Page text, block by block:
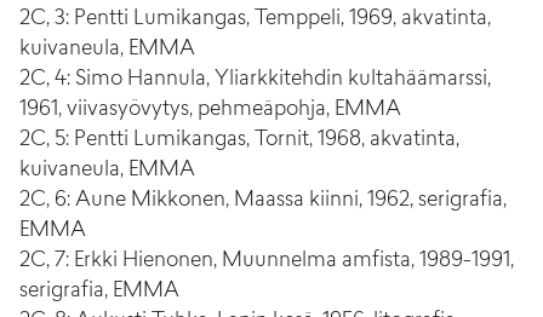
2C, 3: Pentti Lumikangas, Temppeli, 1969, akvatinta,
kuivaneula, EMMA
2C, 4: Simo Hannula, Yliarkkitehdin kultahäämarssi,
1961, viivasyövytys, pehmeäpohja, EMMA
2C, 5: Pentti Lumikangas, Tornit, 1968, akvatinta,
kuivaneula, EMMA
2C, 6: Aune Mikkonen, Maassa kiinni, 1962, serigrafia,
EMMA
2C, 7: Erkki Hienonen, Muunnelma amfista, 1989-1991,
serigrafia, EMMA